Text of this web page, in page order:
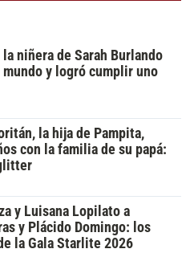
niñera de Sarah Burlando
y logró cumplir uno
la hija de Pampita,
con la familia de su papá:
y Luisana Lopilato a
y Plácido Domingo: los
la Gala Starlite 2026